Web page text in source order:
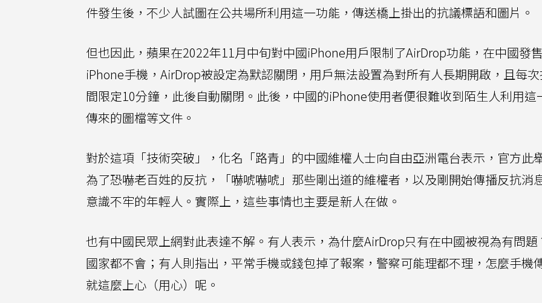
件發生後，不少人試圖在公共場所利用這一功能，傳送橋上掛出的抗議標語和圖片。
但也因此，蘋果在2022年11月中旬對中國iPhone用戶限制了AirDrop功能，在中國發
iPhone手機，AirDrop被設定為默認關閉，用戶無法設置為對所有人長期開啟，且每
間限定10分鐘，此後自動關閉。此後，中國的iPhone使用者便很難收到陌生人利用這
傳來的圖檔等文件。
對於這項「技術突破」，化名「路青」的中國維權人士向自由亞洲電台表示，官方此
為了恐嚇老百姓的反抗，「嚇唬嚇唬」那些剛出道的維權者，以及剛開始傳播反抗消
意識不牢的年輕人。實際上，這些事情也主要是新人在做。
也有中國民眾上網對此表達不解。有人表示，為什麼AirDrop只有在中國被視為有問題
國家都不會；有人則指出，平常手機或錢包掉了報案，警察可能理都不理，怎麼手機
就這麼上心（用心）呢。